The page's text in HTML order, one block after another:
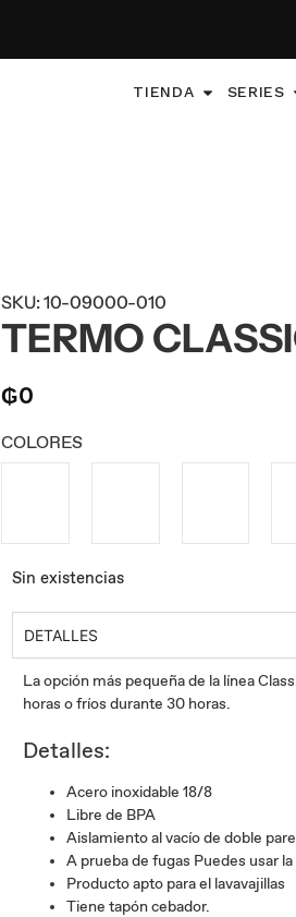
TIENDA SERIES
SKU: 10-09000-010
TERMO
₲0
COLORES
Sin existencias
DETALLES
La opción más pequeña de la línea
horas o fríos durante 30 horas.
Detalles:
Acero inoxidable 18/8
Libre de BPA
Aislamiento al vacío de doble
A prueba de fugas Puedes usar
Producto apto para el lavavajillas
Tiene tapón cebador.